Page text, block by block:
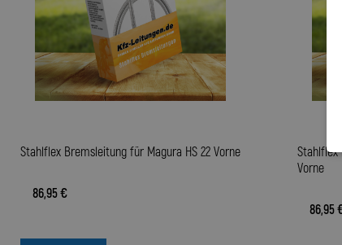
Stahlflex Bremsleitung für Magura HS 22 Vorne
86,95 €
Stahlflex
Vorne
86,95